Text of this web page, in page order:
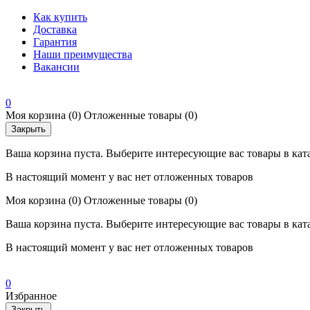
Как купить
Доставка
Гарантия
Наши преимущества
Вакансии
0
Моя корзина (0) Отложенные товары (0)
Закрыть
Ваша корзина пуста. Выберите интересующие вас товары в
В настоящий момент у вас нет отложенных товаров
Моя корзина (0) Отложенные товары (0)
Ваша корзина пуста. Выберите интересующие вас товары в
В настоящий момент у вас нет отложенных товаров
0
Избранное